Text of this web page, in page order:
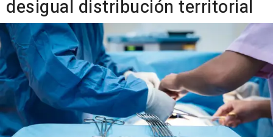
desigual distribución territorial